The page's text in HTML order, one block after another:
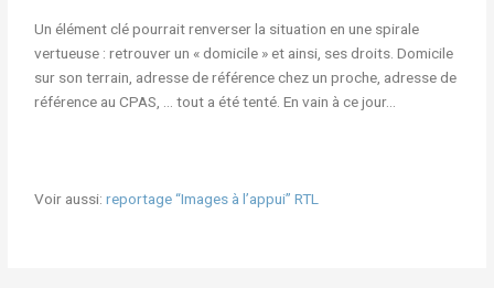
Un élément clé pourrait renverser la situation en une spirale
vertueuse : retrouver un « domicile » et ainsi, ses droits. Domicile
sur son terrain, adresse de référence chez un proche, adresse de
référence au CPAS, … tout a été tenté. En vain à ce jour…
Voir aussi:reportage “Images à l’appui” RTL